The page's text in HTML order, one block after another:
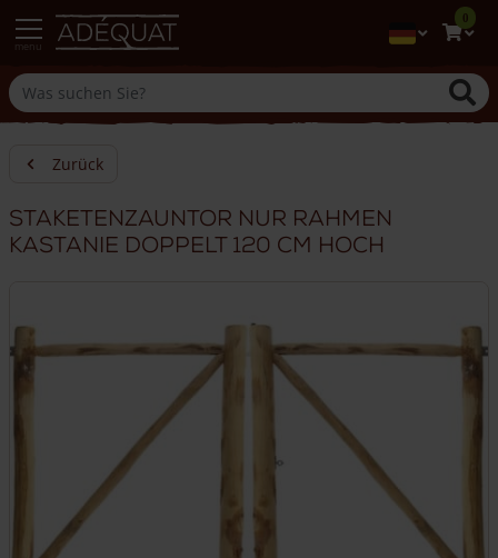
0
Zurück
Staketenzauntor nur Rahmen
Kastanie doppelt 120 cm hoch